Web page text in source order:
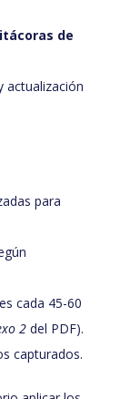
de
actualización
para
cada 45-60
2 del PDF).
capturados.